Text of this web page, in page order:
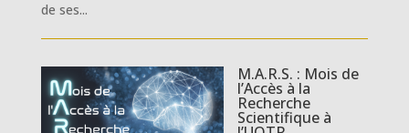
de ses...
M.A.R.S. : Mois de
l’Accès à la
Recherche
Scientifique à